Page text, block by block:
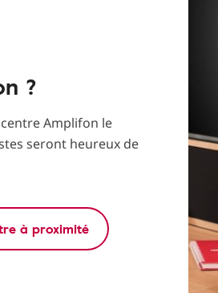
?
Amplifon le
seront heureux de
à proximité